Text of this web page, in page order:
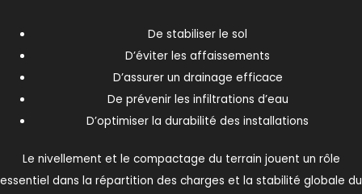
De stabiliser le sol
D’éviter les affaissements
D’assurer un drainage efficace
De prévenir les infiltrations d’eau
D’optimiser la durabilité des installations
Le nivellement et le compactage du terrain jouent un rôle
essentiel dans la répartition des charges et la stabilité globale du